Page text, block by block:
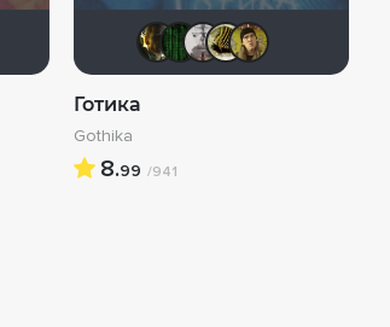
Димитър Здравков
electroHuk id93420104
Готика
Gothika
8.99 /941